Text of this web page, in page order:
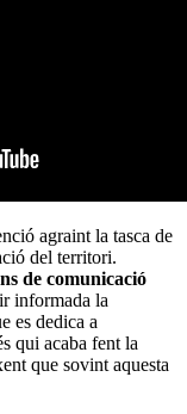
agraint la tasca de
del territori.
de comunicació
informada la
es dedica a
qui acaba fent la
que sovint aquesta